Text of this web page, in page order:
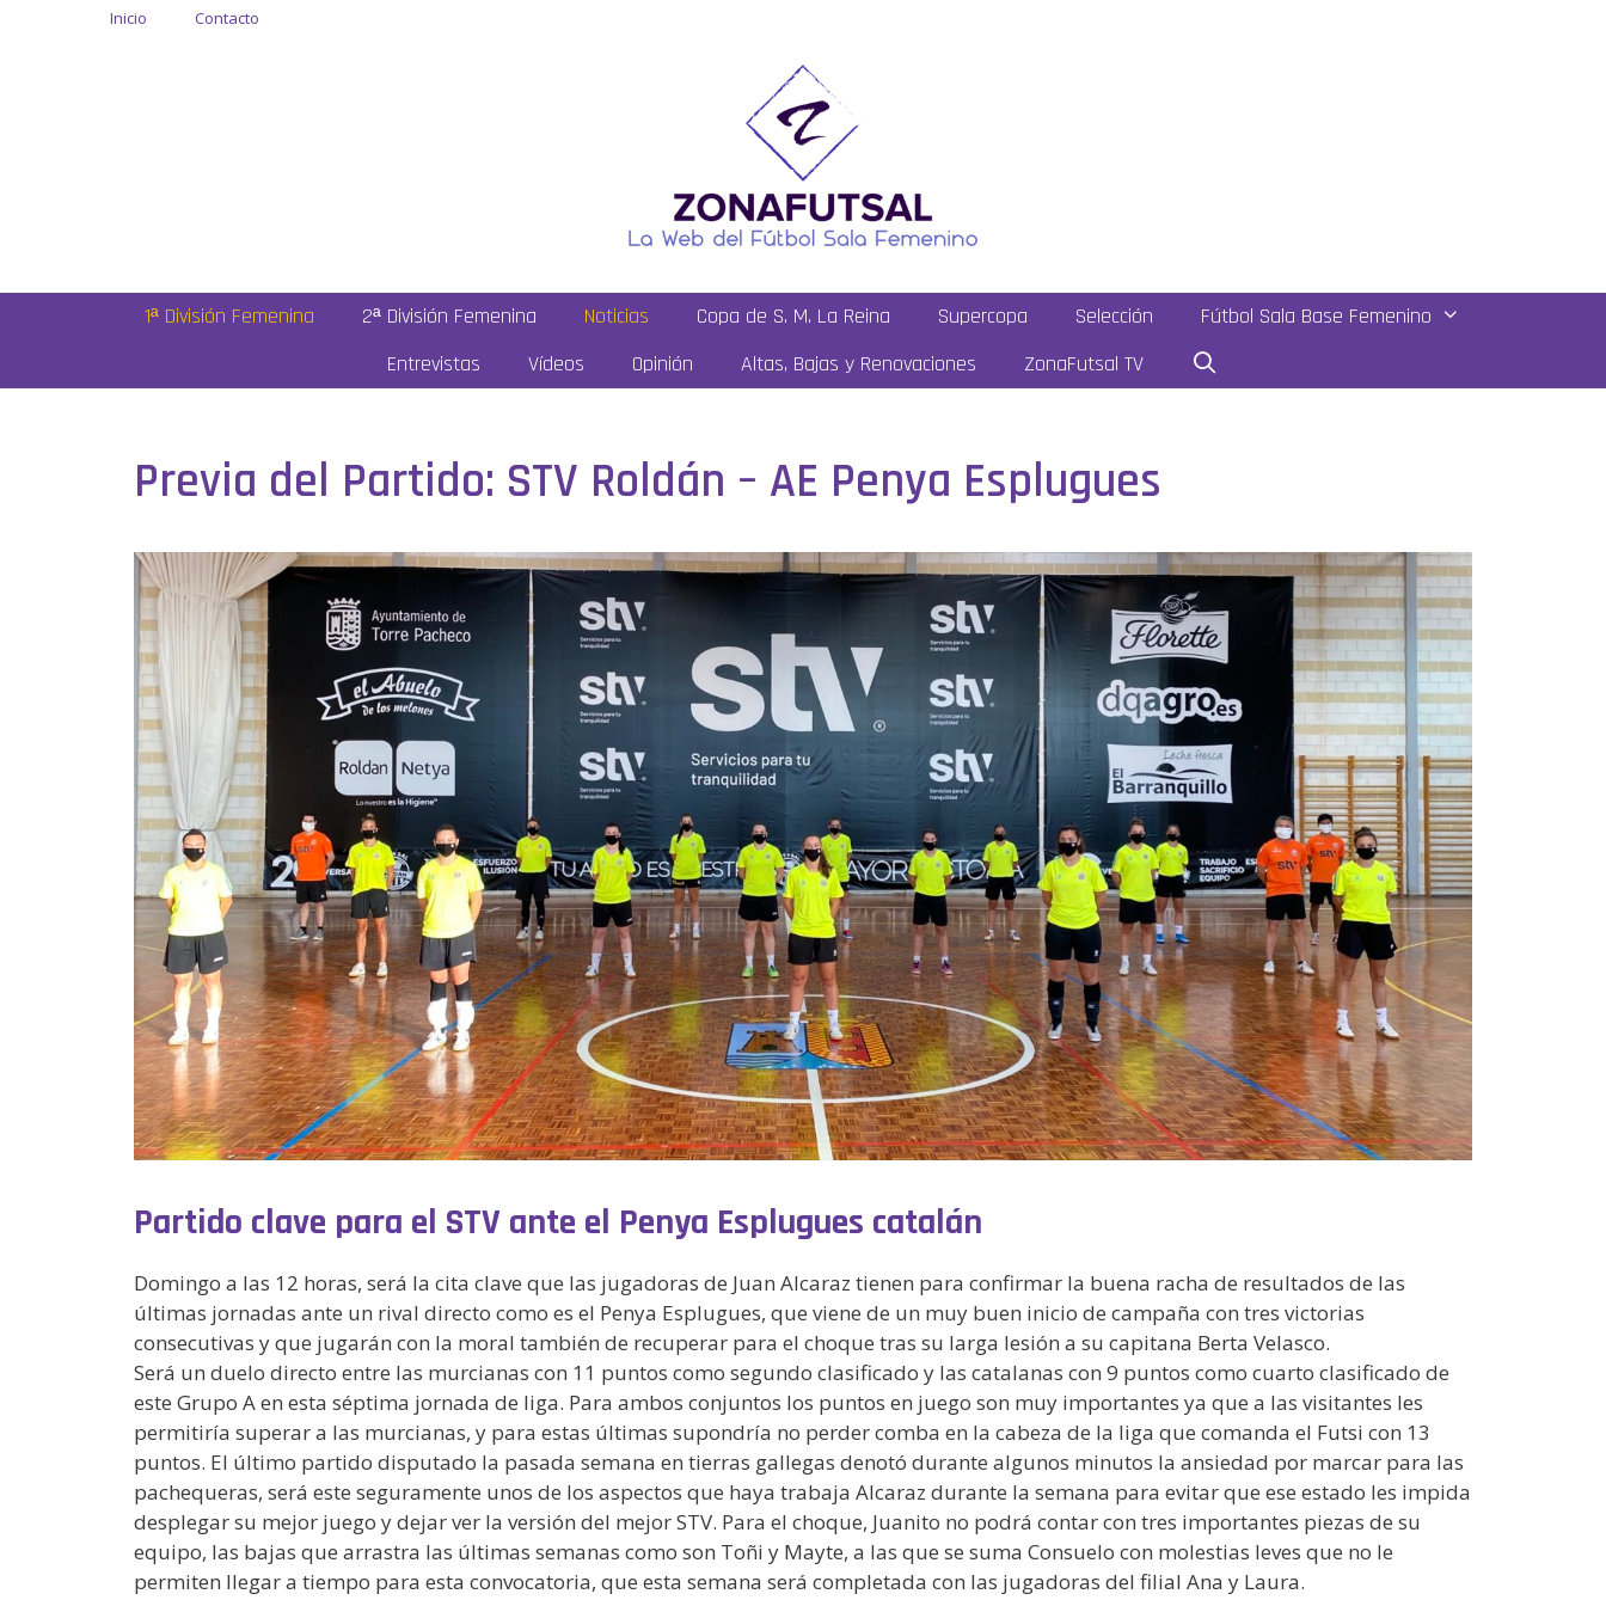
Inicio Contacto
1ª División Femenina 2ª División Femenina Noticias Copa de S. M. La Reina Supercopa Selección
Fútbol Sala Base Femenino
Entrevistas
Vídeos Opinión Altas, Bajas y Renovaciones ZonaFutsal TV
Previa del Partido: STV Roldán – AE Penya Esplugues
Partido clave para el STV ante el Penya Esplugues catalán
Domingo a las 12 horas, será la cita clave que las jugadoras de Juan Alcaraz tienen para confirmar la buena racha de resultados de las
últimas jornadas ante un rival directo como es el Penya Esplugues, que viene de un muy buen inicio de campaña con tres victorias
consecutivas y que jugarán con la moral también de recuperar para el choque tras su larga lesión a su capitana Berta Velasco.
Será un duelo directo entre las murcianas con 11 puntos como segundo clasificado y las catalanas con 9 puntos como cuarto clasificado de
este Grupo A en esta séptima jornada de liga. Para ambos conjuntos los puntos en juego son muy importantes ya que a las visitantes les
permitiría superar a las murcianas, y para estas últimas supondría no perder comba en la cabeza de la liga que comanda el Futsi con 13
puntos. El último partido disputado la pasada semana en tierras gallegas denotó durante algunos minutos la ansiedad por marcar para las
pachequeras, será este seguramente unos de los aspectos que haya trabaja Alcaraz durante la semana para evitar que ese estado les impida
desplegar su mejor juego y dejar ver la versión del mejor STV. Para el choque, Juanito no podrá contar con tres importantes piezas de su
equipo, las bajas que arrastra las últimas semanas como son Toñi y Mayte, a las que se suma Consuelo con molestias leves que no le
permiten llegar a tiempo para esta convocatoria, que esta semana será completada con las jugadoras del filial Ana y Laura.